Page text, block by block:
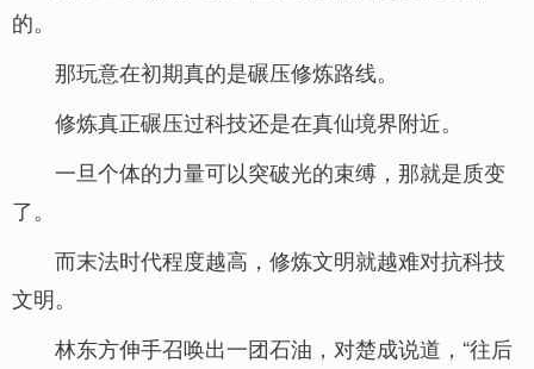
的。
那玩意在初期真的是碾压修炼路线。
修炼真正碾压过科技还是在真仙境界附近。
一旦个体的力量可以突破光的束缚，那就是质变
了。
而末法时代程度越高，修炼文明就越难对抗科技
文明。
林东方伸手召唤出一团石油，对楚成说道，“往后